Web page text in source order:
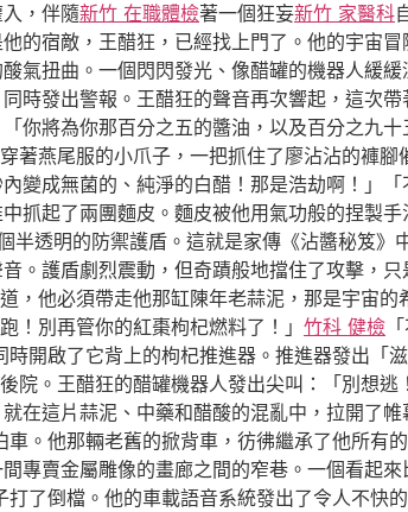
，伴隨新竹 在職體檢著一個狂妄新竹 家醫科
的宿敵，王醋狂，已經找上門了。他的宇宙冒
氣扭曲。一個閃閃發光、像醋罐的機器人緩緩
時發出警報。王醋狂的聲音再次響起，這次帶
你將為你那百分之五的醬油，以及百分之九十
著燕尾服的小爪子，一把抓住了廖沾沾的褲腳
變成無菌的、純淨的白醋！那是浩劫啊！」「
抓起了兩團麵皮。麵皮被他用氣功般的捏製手
半透明的防禦護盾。這就是家傳《沾醬秘笈》
。護盾劇烈震動，但奇蹟般地擋住了攻擊，只
，他必須帶走他那缸陳年老蒜泥，那是宇宙的
別再管你的紅棗枸杞燃料了！」 竹科 健檢
開啟了它背上的枸杞推進器。推進器發出「
院。王醋狂的醋罐機器人發出尖叫：「別想逃
在這片蒜泥、中藥和醋酸的混亂中，拉開了帷
。他那輛老舊的掀背車，彷彿繼承了他所有
專賣金屬雕像的畫廊之間的窄巷。一個看起來
了倒檔。他的車載語音系統發出了令人不快的